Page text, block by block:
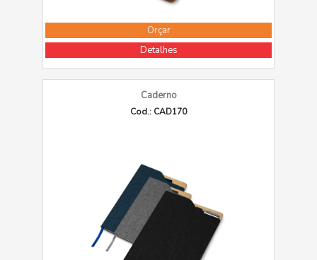
Orçar
Detalhes
Caderno
Cod.: CAD170